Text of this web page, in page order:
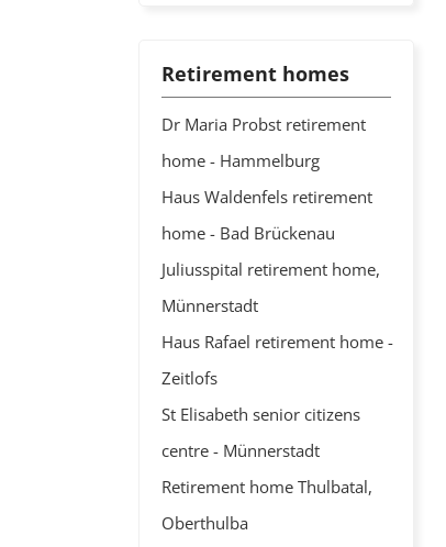
Retirement homes
Dr Maria Probst retirement
home - Hammelburg
Haus Waldenfels retirement
home - Bad Brückenau
Juliusspital retirement home,
Münnerstadt
Haus Rafael retirement home -
Zeitlofs
St Elisabeth senior citizens
centre - Münnerstadt
Retirement home Thulbatal,
Oberthulba